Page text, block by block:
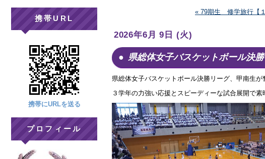
携帯URL
携帯にURLを送る
プロフィール
« 79期生 修学旅行【
2026年6月 9日 (火)
県総体女子バスケットボール決
県総体女子バスケットボール決勝リーグ、甲南生が
３学年の力強い応援とスピーディーな試合展開で